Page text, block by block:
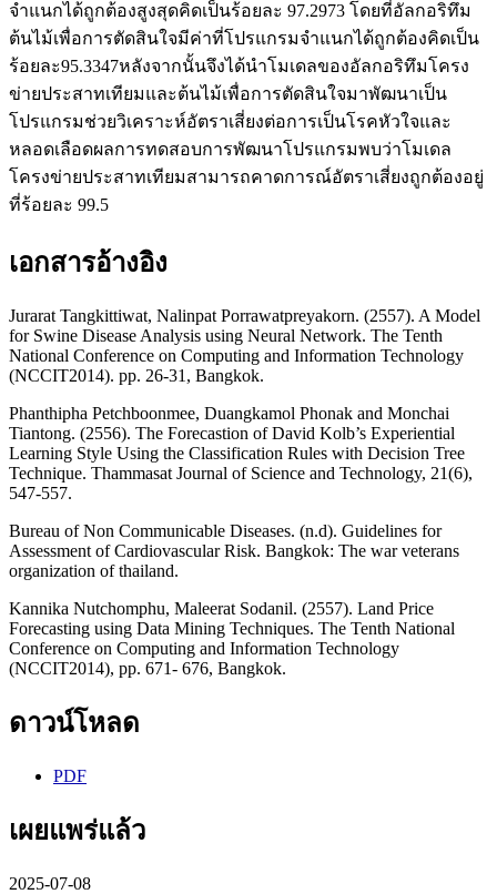
จำแนกได้ถูกต้องสูงสุดคิดเป็นร้อยละ 97.2973 โดยที่อัลกอริทึม
ต้นไม้เพื่อการตัดสินใจมีค่าที่โปรแกรมจำแนกได้ถูกต้องคิดเป็น
ร้อยละ95.3347หลังจากนั้นจึงได้นำโมเดลของอัลกอริทึมโครง
ข่ายประสาทเทียมและต้นไม้เพื่อการตัดสินใจมาพัฒนาเป็น
โปรแกรมช่วยวิเคราะห์อัตราเสี่ยงต่อการเป็นโรคหัวใจและ
หลอดเลือดผลการทดสอบการพัฒนาโปรแกรมพบว่าโมเดล
โครงข่ายประสาทเทียมสามารถคาดการณ์อัตราเสี่ยงถูกต้องอยู่
ที่ร้อยละ 99.5
เอกสารอ้างอิง
Jurarat Tangkittiwat, Nalinpat Porrawatpreyakorn. (2557). A Model
for Swine Disease Analysis using Neural Network. The Tenth
National Conference on Computing and Information Technology
(NCCIT2014). pp. 26-31, Bangkok.
Phanthipha Petchboonmee, Duangkamol Phonak and Monchai
Tiantong. (2556). The Forecastion of David Kolb’s Experiential
Learning Style Using the Classification Rules with Decision Tree
Technique. Thammasat Journal of Science and Technology, 21(6),
547-557.
Bureau of Non Communicable Diseases. (n.d). Guidelines for
Assessment of Cardiovascular Risk. Bangkok: The war veterans
organization of thailand.
Kannika Nutchomphu, Maleerat Sodanil. (2557). Land Price
Forecasting using Data Mining Techniques. The Tenth National
Conference on Computing and Information Technology
(NCCIT2014), pp. 671- 676, Bangkok.
ดาวน์โหลด
PDF
เผยแพร่แล้ว
2025-07-08